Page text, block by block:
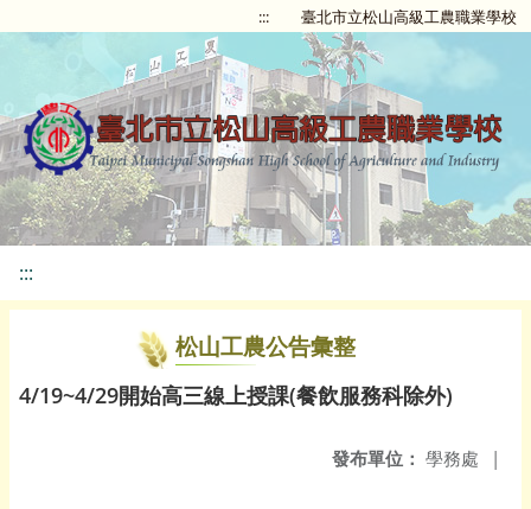
::: 臺北市立松山高級工農職業學校
:::
松山工農公告彙整
4/19~4/29開始高三線上授課(餐飲服務科除外)
發布單位： 學務處 |